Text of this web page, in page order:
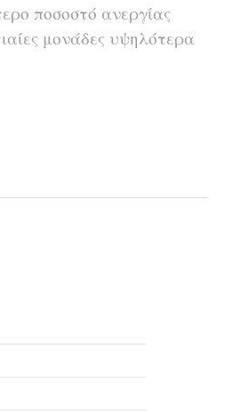
ποσοστό ανεργίας
μονάδες υψηλότερα